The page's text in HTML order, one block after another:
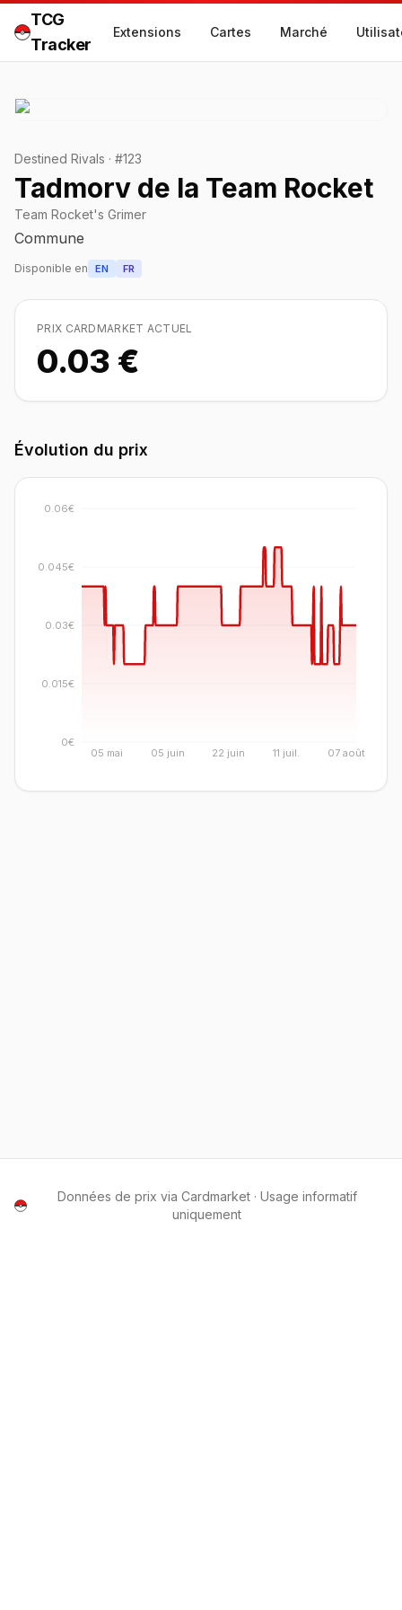
TCG
Tracker
Extensions Cartes Marché
Destined Rivals · #123
Tadmorv de la Team Rocket
Team Rocket's Grimer
Commune
Disponible en EN FR
PRIX CARDMARKET ACTUEL
0.03 €
Évolution du prix
05 mai 05 juin 22 juin 11 juil. 07 août
0€
0.015€
0.03€
0.045€
0.06€
Données de prix via Cardmarket · Usage informatif
uniquement